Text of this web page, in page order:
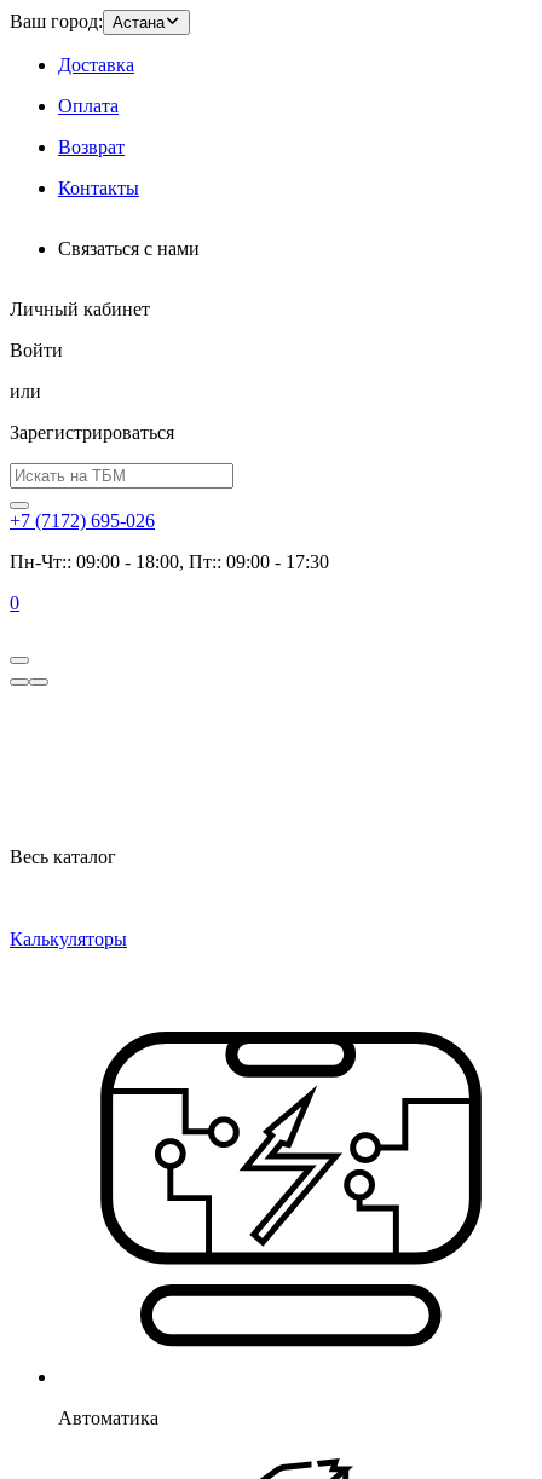
Ваш город: Астана
Доставка
Оплата
Возврат
Контакты
Связаться с нами
Личный кабинет
Войти
или
Зарегистрироваться
+7 (7172) 695-026
Пн-Чт:: 09:00 - 18:00, Пт:: 09:00 - 17:30
0
Весь каталог
Калькуляторы
Автоматика